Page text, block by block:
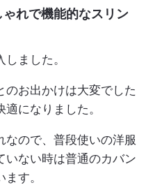
れで機能的なスリン
ました。
のお出かけは大変でした
になりました。
なので、普段使いの洋服
いない時は普通のカバン
す。